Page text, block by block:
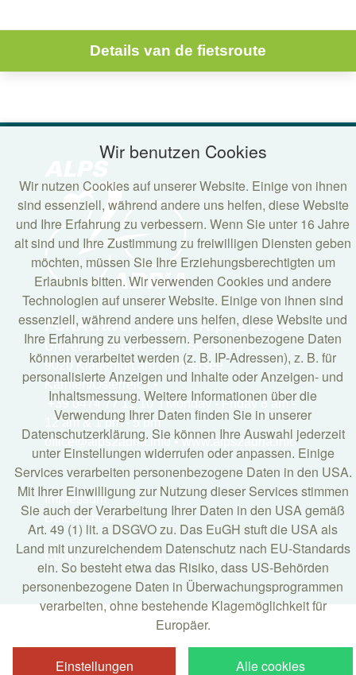
Details van de fietsroute
FUNATravel GmbH / Alps 2 Adria
Universitätsstraße 92 / 2. Stock Top 5
9020 Klagenfurt am Wörthersee
Kärnten/Österreich •
+39 0474 77 12 10 | Monday - Friday 8 am -
12 am & 1 pm - 5 pm
office@alps2adria.info • www.alps2adria.info
Impressum
Datenschutz
Cookie Einstellungen ändern
Wir benutzen Cookies
Wir nutzen Cookies auf unserer Website. Einige von ihnen
sind essenziell, während andere uns helfen, diese Website
und Ihre Erfahrung zu verbessern. Wenn Sie unter 16 Jahre
alt sind und Ihre Zustimmung zu freiwilligen Diensten geben
möchten, müssen Sie Ihre Erziehungsberechtigten um
Erlaubnis bitten. Wir verwenden Cookies und andere
Technologien auf unserer Website. Einige von ihnen sind
essenziell, während andere uns helfen, diese Website und
Ihre Erfahrung zu verbessern. Personenbezogene Daten
können verarbeitet werden (z. B. IP-Adressen), z. B. für
personalisierte Anzeigen und Inhalte oder Anzeigen- und
Inhaltsmessung. Weitere Informationen über die
Verwendung Ihrer Daten finden Sie in unserer
Datenschutzerklärung. Sie können Ihre Auswahl jederzeit
unter Einstellungen widerrufen oder anpassen. Einige
Services verarbeiten personenbezogene Daten in den USA.
Mit Ihrer Einwilligung zur Nutzung dieser Services stimmen
Sie auch der Verarbeitung Ihrer Daten in den USA gemäß
Art. 49 (1) lit. a DSGVO zu. Das EuGH stuft die USA als
Land mit unzureichendem Datenschutz nach EU-Standards
ein. So besteht etwa das Risiko, dass US-Behörden
personenbezogene Daten in Überwachungsprogrammen
verarbeiten, ohne bestehende Klagemöglichkeit für
Europäer.
Einstellungen Alle cookies